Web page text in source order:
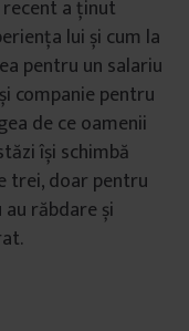
a ținut
lui și cum la
pentru un salariu
companie pentru
de ce oamenii
își schimbă
trei, doar pentru
au răbdare și